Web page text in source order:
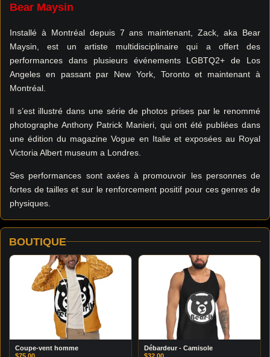
Bear Maysin
Installé à Montréal depuis 7 ans maintenant, Zack, aka Bear
Maysin, est un artiste multidisciplinaire qui a offert des
performances dans plusieurs événements LGBTQ2+ de Los
Angeles en passant par New York, Toronto et maintenant à
Montréal.
Il s’est illustré dans une série de photos prises par le renommé
photographe Anthony Patrick Manieri, qui ont été publiées dans
une édition du magazine Vogue en Italie et exposées au Royal
Victoria Albert museum a Londres.
Ses performances sont axées à promouvoir les personnes de
fortes de tailles et sur le renforcement positif pour ces genres de
physiques.
BOUTIQUE
Coupe-vent homme
Débardeur - Camisole